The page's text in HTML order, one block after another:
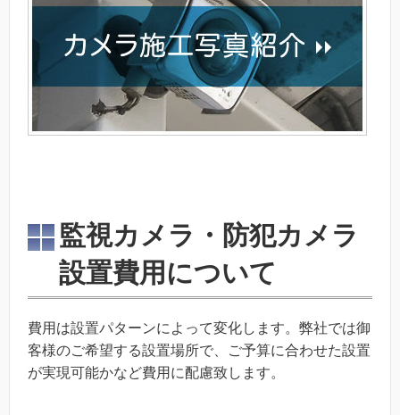
監視カメラ・防犯カメラ
設置費用について
費用は設置パターンによって変化します。弊社では御
客様のご希望する設置場所で、ご予算に合わせた設置
が実現可能かなど費用に配慮致します。